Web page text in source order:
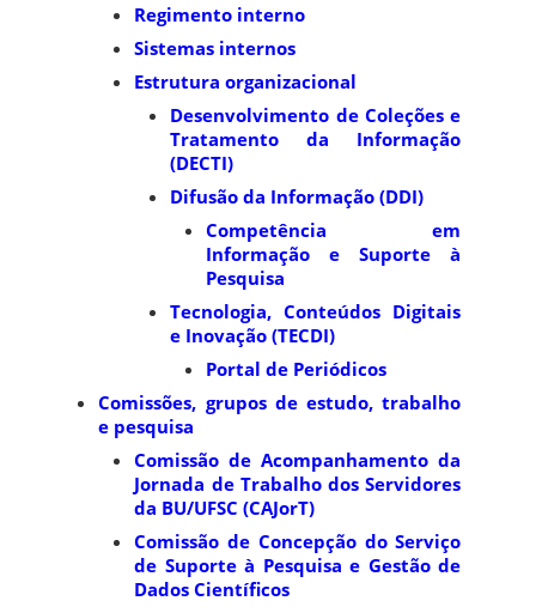
Regimento interno
Sistemas internos
Estrutura organizacional
Desenvolvimento de Coleções e
Tratamento da Informação
(DECTI)
Difusão da Informação (DDI)
Competência em
Informação e Suporte à
Pesquisa
Tecnologia, Conteúdos Digitais
e Inovação (TECDI)
Portal de Periódicos
Comissões, grupos de estudo, trabalho
e pesquisa
Comissão de Acompanhamento da
Jornada de Trabalho dos Servidores
da BU/UFSC (CAJorT)
Comissão de Concepção do Serviço
de Suporte à Pesquisa e Gestão de
Dados Científicos